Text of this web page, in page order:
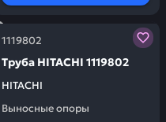
получаете гарантию
1119802
HITACHI
Труба HITACHI 1119802
Выносные опоры
Заказывая запчасти у